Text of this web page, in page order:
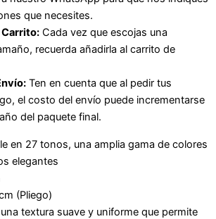
que necesites.
Cada vez que escojas una
recuerda añadirla al carrito de
Ten en cuenta que al pedir tus
el costo del envío puede incrementarse
del paquete final.
en 27 tonos, una amplia gama de colores
elegantes
(Pliego)
textura suave y uniforme que permite